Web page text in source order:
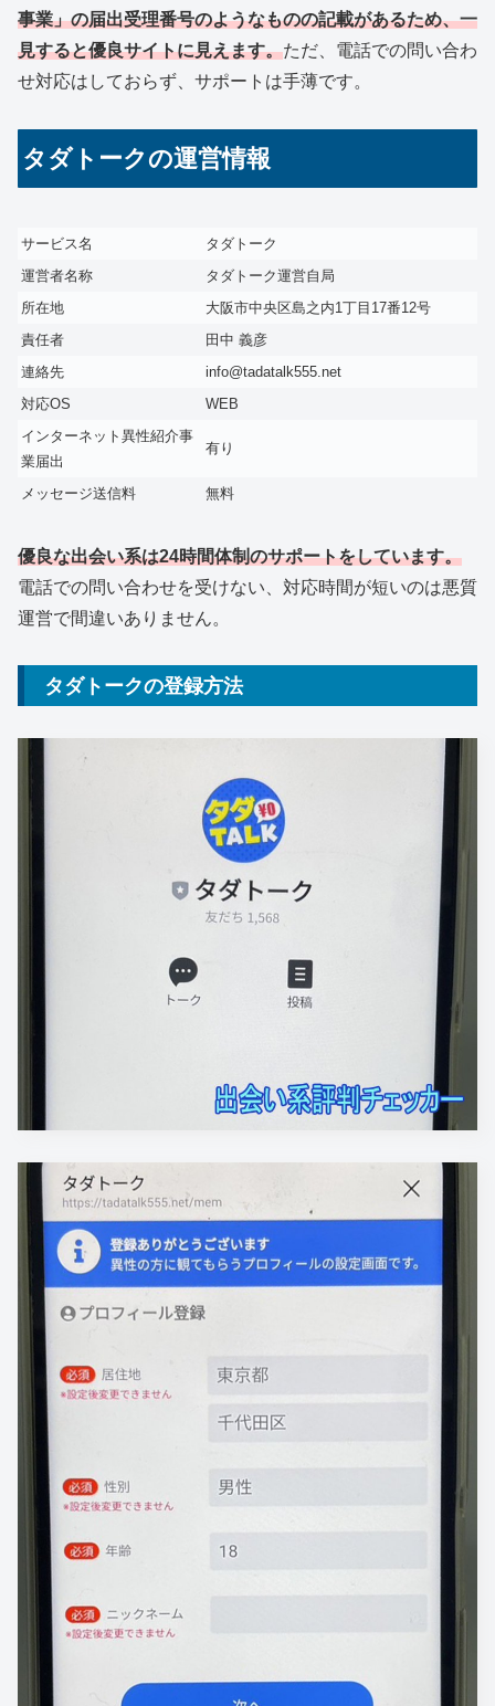
事業」の届出受理番号のようなものの記載があるため、一
見すると優良サイトに見えます。ただ、電話での問い合わ
せ対応はしておらず、サポートは手薄です。
タダトークの運営情報
サービス名
タダトーク
運営者名称
タダトーク運営自局
所在地
大阪市中央区島之内1丁目17番12号
責任者
田中 義彦
連絡先
info@tadatalk555.net
対応OS
WEB
インターネット異性紹介事
業届出
有り
メッセージ送信料 無料
優良な出会い系は24時間体制のサポートをしています。
電話での問い合わせを受けない、対応時間が短いのは悪質
運営で間違いありません。
タダトークの登録方法